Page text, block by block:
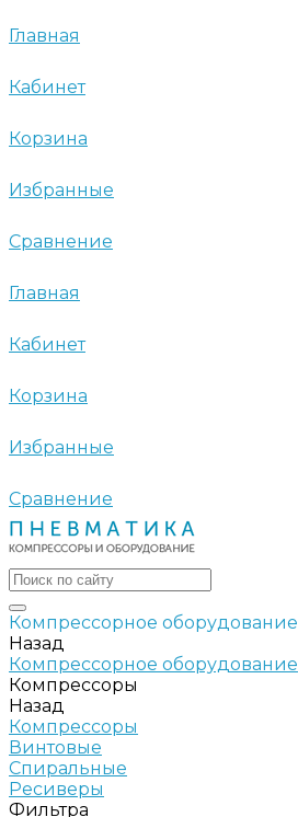
Главная
Кабинет
Корзина
Избранные
Сравнение
Главная
Кабинет
Корзина
Избранные
Сравнение
Компрессорное оборудование
Назад
Компрессорное оборудование
Компрессоры
Назад
Компрессоры
Винтовые
Спиральные
Ресиверы
Фильтра